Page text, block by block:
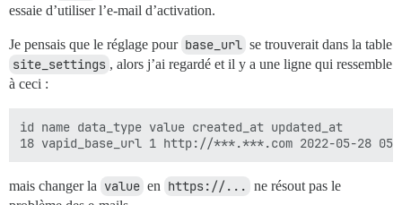
essaie d’utiliser l’e-mail d’activation.
Je pensais que le réglage pour base_url se trouverait dans la table
site_settings , alors j’ai regardé et il y a une ligne qui ressemble
à ceci :
id name data_type value created_at updated_at
mais changer la value en https://... ne résout pas le